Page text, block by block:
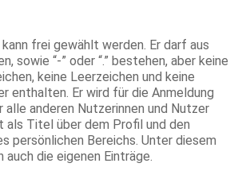
frei gewählt werden. Er darf aus
sowie “-” oder “.” bestehen, aber keine
keine Leerzeichen und keine
enthalten. Er wird für die Anmeldung
anderen Nutzerinnen und Nutzer
als Titel über dem Profil und den
persönlichen Bereichs. Unter diesem
auch die eigenen Einträge.